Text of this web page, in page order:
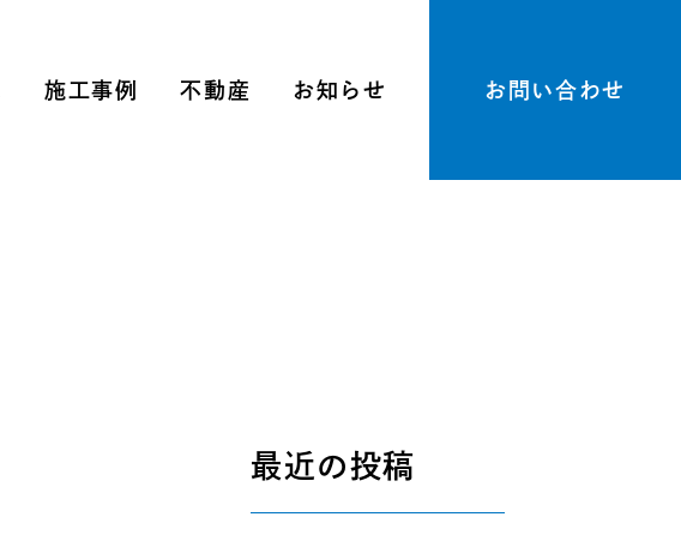
施工事例 不動産 お知らせ お問い合わせ
最近の投稿